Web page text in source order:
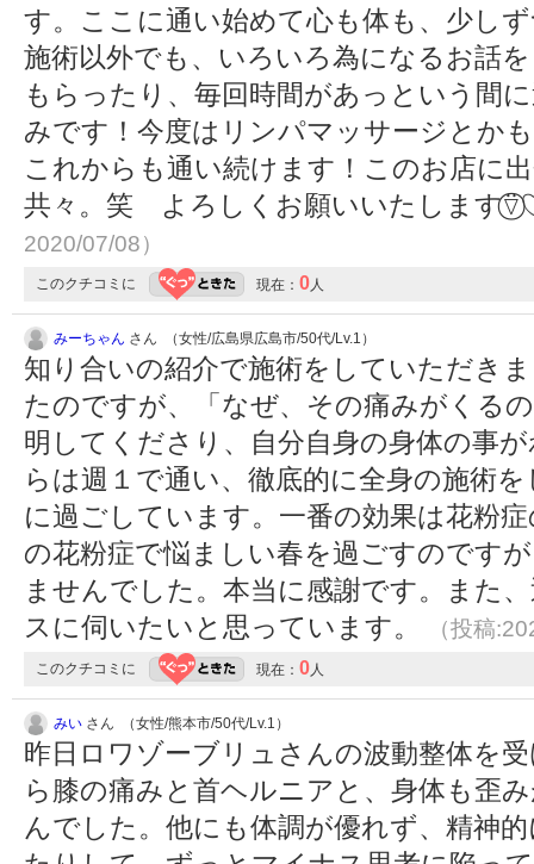
す。ここに通い始めて心も体も、少し
施術以外でも、いろいろ為になるお話
もらったり、毎回時間があっという間
みです！今度はリンパマッサージとか
これからも通い続けます！このお店に
共々。笑 よろしくお願いいたします
2020/07/08）
このクチコミに 現在： 0人
みーちゃん さん （女性/広島県広島市/50代/Lv.1）
知り合いの紹介で施術をしていただき
たのですが、「なぜ、その痛みがくる
明してくださり、自分自身の身体の事
らは週１で通い、徹底的に全身の施術
に過ごしています。一番の効果は花粉
の花粉症で悩ましい春を過ごすのです
ませんでした。本当に感謝です。また
スに伺いたいと思っています。
（投稿
このクチコミに 現在： 0人
みい さん （女性/熊本市/50代/Lv.1）
昨日ロワゾーブリュさんの波動整体を
ら膝の痛みと首ヘルニアと、身体も歪
んでした。他にも体調が優れず、精神